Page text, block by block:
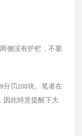
侧没有护栏，不要
分罚200块。笔者在
因此特意提醒下大